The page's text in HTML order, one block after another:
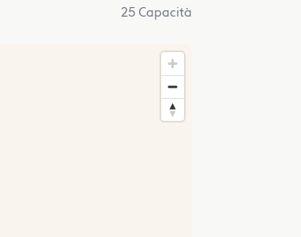
25 Capacità